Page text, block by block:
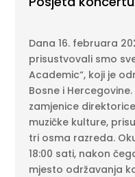
Dana 16. februara
prisustvovali smo
Academic“, koji je
Bosne i
zamjenice
muzičke kulture,
tri osma razreda.
18:00 sati, nakon
mjesto održavanja